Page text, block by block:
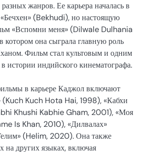
жанров. Ее карьера началась в
(Bekhudi), но настоящую
«Вспомни меня» (Dilwale Dulhania
она сыграла главную роль
Фильм стал культовым и одним
истории индийского кинематографа.
в карьере Каджол включают
(Kuch Kuch Hota Hai, 1998), «Кабхи
Khushi Kabhie Gham, 2001), «Моя
Is Khan, 2010), «Дилвалах»
(Helim, 2020). Она также
на других языках, включая